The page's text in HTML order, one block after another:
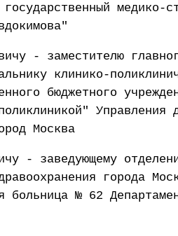
медико-
- заместителю
клинико-
бюджетного
Управления
Москва
- заведующему
города
больница № 62